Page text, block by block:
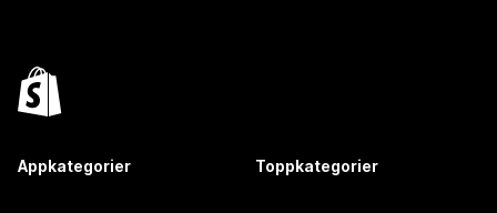
Appkategorier Toppkategorier